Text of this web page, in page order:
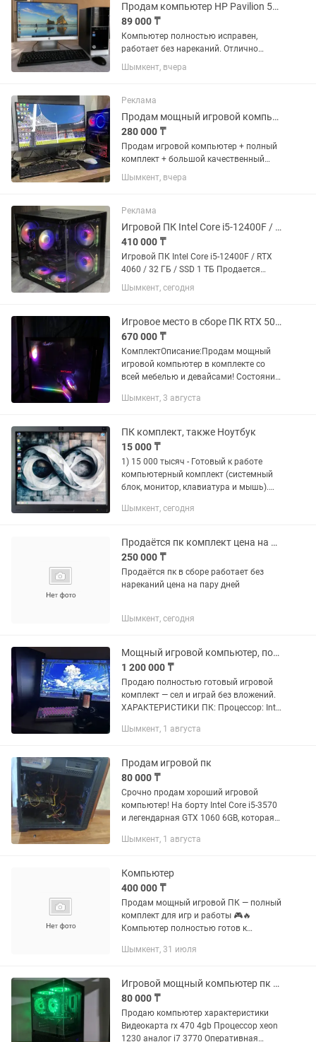
Продам компьютер HP Pavilion 500 (полный комплект)
89 000 ₸
Компьютер полностью исправен,
работает без нареканий. Отлично
подойдет для дома, учебы, офиса,
работы с документами, просмотра
Характеристики: • Процессор: Intel
Core...
Шымкент, вчера
Реклама
Продам мощный игровой компьютер
280 000 ₸
Продам игровой компьютер + полный
комплект + большой качественный
монитор! Состояние – как новый,
использовался бережно, работает
для...
Шымкент, вчера
Реклама
Игровой ПК Intel Core i5-12400F / RTX 4060 / 32 ГБ / SSD 1 ТБ
410 000 ₸
Игровой ПК Intel Core i5-12400F / RTX
4060 / 32 ГБ / SSD 1 ТБ Продается
мощный игровой системный блок в
отличном состоянии. Полностью
установлена Windows 11 Pro, ничего...
Шымкент, сегодня
Игровое место в сборе ПК RTX 5060 Ti / i5-13400 / 32GB / SSD 1TB
670 000 ₸
КомплектОписание:Продам мощный
игровой компьютер в комплекте со
всей мебелью и девайсами! Состояние
мало и бережно. Работает идеально,
Шымкент, 3 августа
ПК комплект, также Ноутбук
15 000 ₸
1) 15 000 тысяч - Готовый к работе
компьютерный комплект (системный
блок, монитор, клавиатура и мышь).
учебы, просмотра видео. Система
Шымкент, сегодня
Продаётся пк комплект цена на пару дней
250 000 ₸
Продаётся пк в сборе работает без
нареканий цена на пару дней
Шымкент, сегодня
Мощный игровой компьютер, полный сетап, 2 монитора
1 200 000 ₸
Продаю полностью готовый игровой
комплект — сел и играй без вложений.
ХАРАКТЕРИСТИКИ ПК: Процессор: Intel
мощный, запас на годы) Видеокарта:
Шымкент, 1 августа
Продам игровой пк
80 000 ₸
Срочно продам хороший игровой
компьютер! На борту Intel Core i5-3570
и легендарная GTX 1060 6GB, которая
многими современными играми в Full
Шымкент, 1 августа
Компьютер
400 000 ₸
Продам мощный игровой ПК — полный
комплект для игр и работы 🎮🔥
Компьютер полностью готов к
современных игр, стримов, работы и
популярные...
Шымкент, 31 июля
Игровой мощный компьютер пк rx 470
80 000 ₸
Продаю компьютер характеристики
Видеокарта rx 470 4gb Процессор xeon
1230 аналог i7 3770 Оперативная